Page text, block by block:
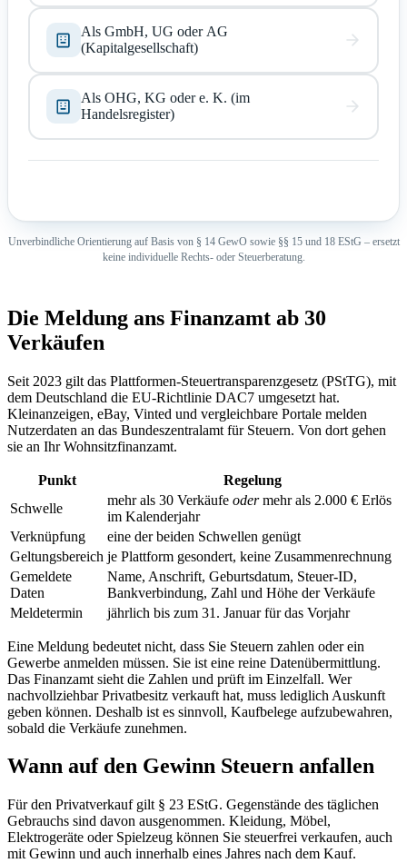
Als GmbH, UG oder AG
(Kapitalgesellschaft)
Als OHG, KG oder e. K. (im
Handelsregister)
Unverbindliche Orientierung auf Basis von § 14 GewO sowie §§ 15 und 18 EStG – ersetzt
keine individuelle Rechts- oder Steuerberatung.
Die Meldung ans Finanzamt ab 30
Verkäufen
Seit 2023 gilt das Plattformen-Steuertransparenzgesetz (PStTG), mit
dem Deutschland die EU-Richtlinie DAC7 umgesetzt hat.
Kleinanzeigen, eBay, Vinted und vergleichbare Portale melden
Nutzerdaten an das Bundeszentralamt für Steuern. Von dort gehen
sie an Ihr Wohnsitzfinanzamt.
Punkt
Regelung
Schwelle
mehr als 30 Verkäufe odermehr als 2.000 € Erlös
im Kalenderjahr
Verknüpfung
eine der beiden Schwellen genügt
Geltungsbereich je Plattform gesondert, keine Zusammenrechnung
Gemeldete
Daten
Name, Anschrift, Geburtsdatum, Steuer-ID,
Bankverbindung, Zahl und Höhe der Verkäufe
Meldetermin
jährlich bis zum 31. Januar für das Vorjahr
Eine Meldung bedeutet nicht, dass Sie Steuern zahlen oder ein
Gewerbe anmelden müssen. Sie ist eine reine Datenübermittlung.
Das Finanzamt sieht die Zahlen und prüft im Einzelfall. Wer
nachvollziehbar Privatbesitz verkauft hat, muss lediglich Auskunft
geben können. Deshalb ist es sinnvoll, Kaufbelege aufzubewahren,
sobald die Verkäufe zunehmen.
Wann auf den Gewinn Steuern anfallen
Für den Privatverkauf gilt § 23 EStG. Gegenstände des täglichen
Gebrauchs sind davon ausgenommen. Kleidung, Möbel,
Elektrogeräte oder Spielzeug können Sie steuerfrei verkaufen, auch
mit Gewinn und auch innerhalb eines Jahres nach dem Kauf.